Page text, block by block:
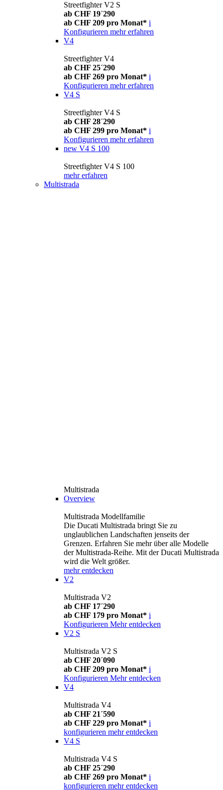
Streetfighter V2 S
ab CHF 19´290
ab CHF 209 pro Monat* i
Konfigurieren mehr erfahren
V4
Streetfighter V4
ab CHF 25´290
ab CHF 269 pro Monat* i
Konfigurieren mehr erfahren
V4 S
Streetfighter V4 S
ab CHF 28´290
ab CHF 299 pro Monat* i
Konfigurieren mehr erfahren
new V4 S 100
Streetfighter V4 S 100
mehr erfahren
Multistrada
Multistrada
Overview
Multistrada Modellfamilie
Die Ducati Multistrada bringt Sie zu
unglaublichen Landschaften jenseits der
Grenzen. Erfahren Sie mehr über alle Modelle
der Multistrada-Reihe. Mit der Ducati Multistrada
wird die Welt größer.
mehr entdecken
V2
Multistrada V2
ab CHF 17´290
ab CHF 179 pro Monat* i
Konfigurieren Mehr entdecken
V2 S
Multistrada V2 S
ab CHF 20´090
ab CHF 209 pro Monat* i
Konfigurieren Mehr entdecken
V4
Multistrada V4
ab CHF 21´590
ab CHF 229 pro Monat* i
konfigurieren mehr entdecken
V4 S
Multistrada V4 S
ab CHF 25´290
ab CHF 269 pro Monat* i
konfigurieren mehr entdecken